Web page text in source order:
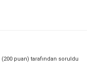
(200 puan) tarafından soruldu